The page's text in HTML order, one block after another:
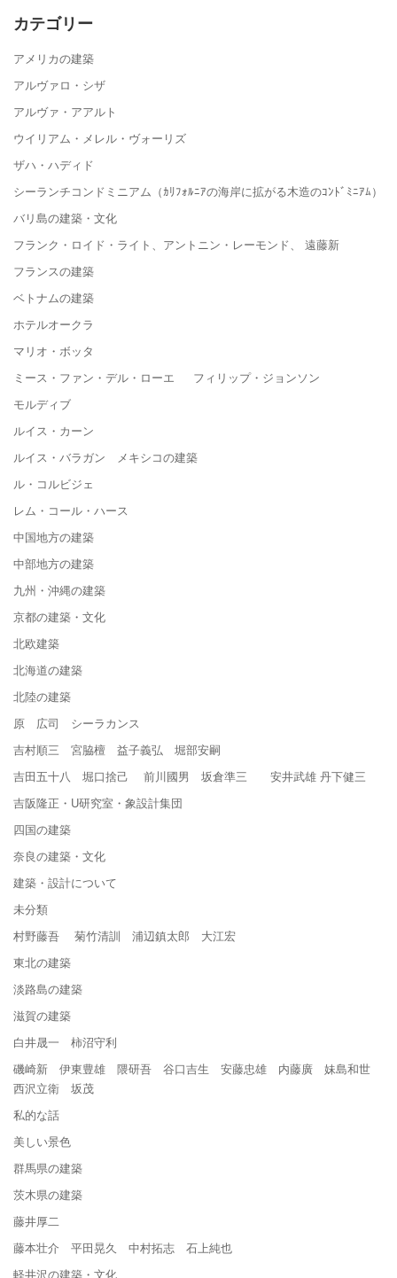
カテゴリー
アメリカの建築
アルヴァロ・シザ
アルヴァ・アアルト
ウイリアム・メレル・ヴォーリズ
ザハ・ハディド
シーランチコンドミニアム（ｶﾘﾌｫﾙﾆｱの海岸に拡がる木造のｺﾝﾄﾞﾐﾆｱﾑ）
バリ島の建築・文化
フランク・ロイド・ライト、アントニン・レーモンド、 遠藤新
フランスの建築
ベトナムの建築
ホテルオークラ
マリオ・ボッタ
ミース・ファン・デル・ローエ フィリップ・ジョンソン
モルディブ
ルイス・カーン
ルイス・バラガン メキシコの建築
ル・コルビジェ
レム・コール・ハース
中国地方の建築
中部地方の建築
九州・沖縄の建築
京都の建築・文化
北欧建築
北海道の建築
北陸の建築
原 広司 シーラカンス
吉村順三 宮脇檀 益子義弘 堀部安嗣
吉田五十八 堀口捨己 前川國男 坂倉準三 安井武雄 丹下健三
吉阪隆正・U研究室・象設計集団
四国の建築
奈良の建築・文化
建築・設計について
未分類
村野藤吾 菊竹清訓 浦辺鎮太郎 大江宏
東北の建築
淡路島の建築
滋賀の建築
白井晟一 柿沼守利
磯崎新 伊東豊雄 隈研吾 谷口吉生 安藤忠雄 内藤廣 妹島和世
西沢立衛 坂茂
私的な話
美しい景色
群馬県の建築
茨木県の建築
藤井厚二
藤本壮介 平田晃久 中村拓志 石上純也
軽井沢の建築・文化